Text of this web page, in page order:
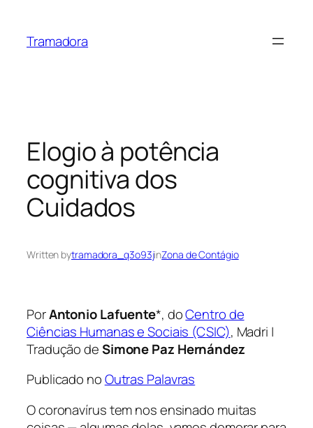
content
Tramadora
Elogio à potência
cognitiva dos
Cuidados
Written bytramadora_q3o93jinZona de Contágio
PorAntonio Lafuente*, doCentro de
Ciências Humanas e Sociais (CSIC), Madri |
Tradução deSimone Paz Hernández
Publicado noOutras Palavras
O coronavírus tem nos ensinado muitas